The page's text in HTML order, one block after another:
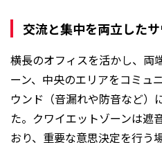
交流と集中を両立した
横長のオフィスを活かし、両
ーン、中央のエリアをコミュ
ウンド（音漏れや防音など）
た。クワイエットゾーンは遮
おり、重要な意思決定を行う